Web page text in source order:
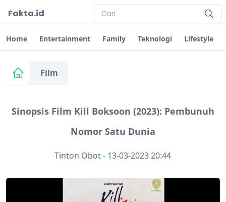
Fakta.id
Home Entertainment Family Teknologi Lifestyle
Film
Sinopsis Film Kill Boksoon (2023): Pembunuh
Nomor Satu Dunia
Tinton Obot- 13-03-2023 20:44